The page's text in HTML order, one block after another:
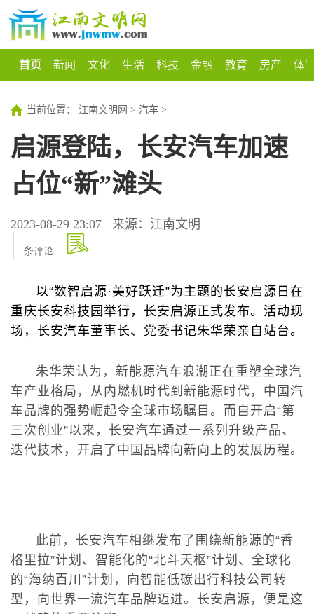
首页 新闻 文化 生活 科技 金融 教育 房产 体
当前位置： 江南文明网 > 汽车 >
启源登陆，长安汽车加速
占位“新”滩头
2023-08-29 23:07 来源：江南文明
条评论
以“数智启源·美好跃迁”为主题的长安启源日在
重庆长安科技园举行，长安启源正式发布。活动现
场，长安汽车董事长、党委书记朱华荣亲自站台。
朱华荣认为，新能源汽车浪潮正在重塑全球汽
车产业格局，从内燃机时代到新能源时代，中国汽
车品牌的强势崛起令全球市场瞩目。而自开启“第
三次创业”以来，长安汽车通过一系列升级产品、
迭代技术，开启了中国品牌向新向上的发展历程。
此前，长安汽车相继发布了围绕新能源的“香
格里拉”计划、智能化的“北斗天枢”计划、全球化
的“海纳百川”计划，向智能低碳出行科技公司转
型，向世界一流汽车品牌迈进。长安启源，便是这